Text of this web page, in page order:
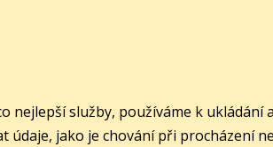
nejlepší služby, používáme k
údaje, jako je chování při procházení